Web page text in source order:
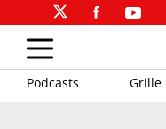
Podcasts Grille